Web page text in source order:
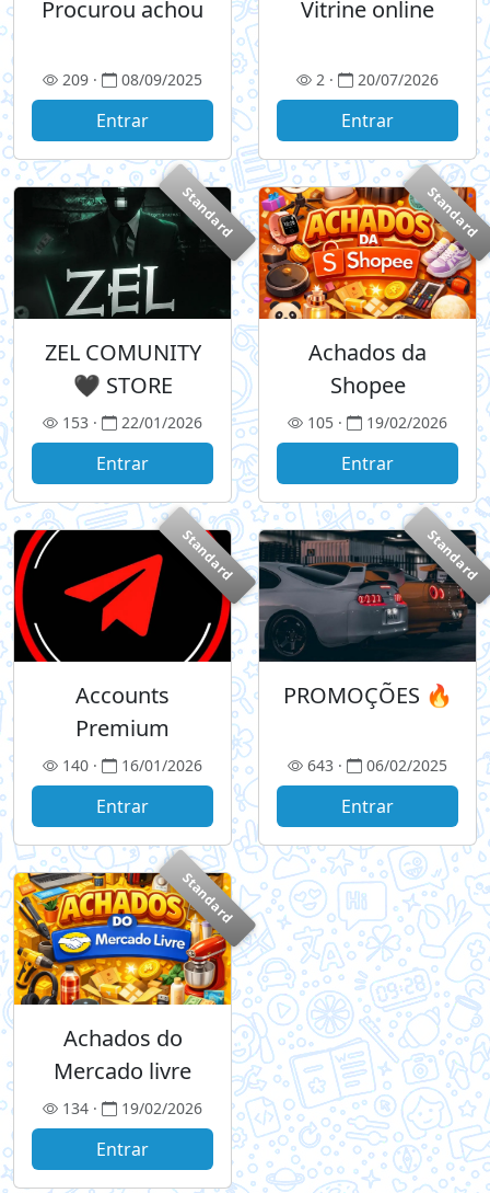
Procurou achou
209 · 08/09/2025
Entrar
Vitrine online
2 · 20/07/2026
Entrar
Standard
ZEL COMUNITY
🖤 STORE
153 · 22/01/2026
Entrar
Standard
Achados da
Shopee
105 · 19/02/2026
Entrar
Standard
Accounts
Premium
140 · 16/01/2026
Entrar
Standard
PROMOÇÕES 🔥
643 · 06/02/2025
Entrar
Standard
Achados do
Mercado livre
134 · 19/02/2026
Entrar